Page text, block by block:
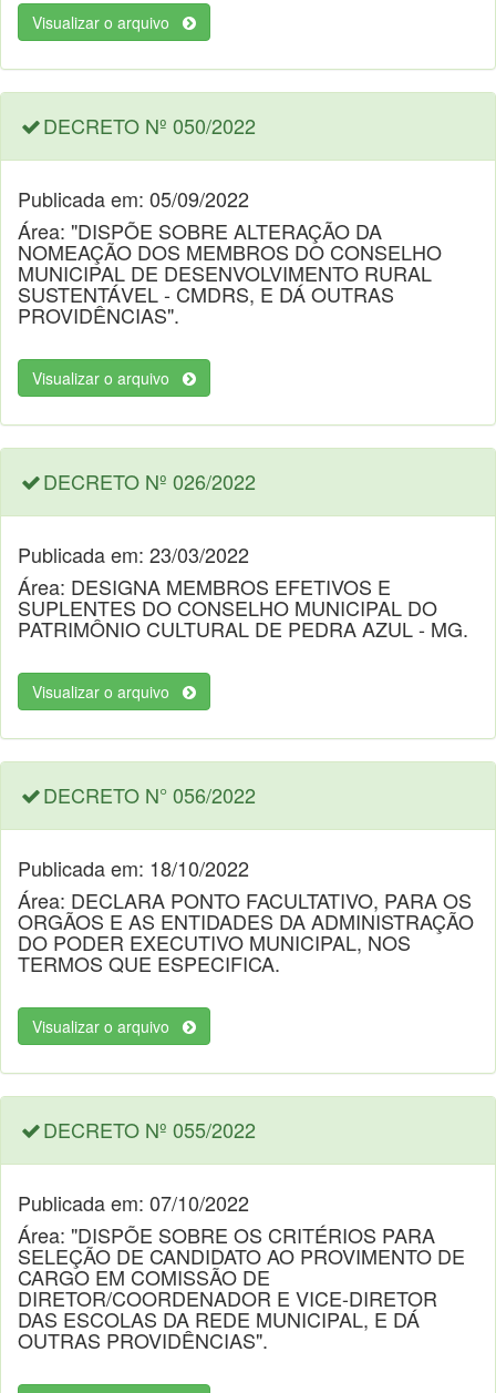
Visualizar o arquivo
DECRETO Nº 050/2022
Publicada em: 05/09/2022
Área: "DISPÕE SOBRE ALTERAÇÃO DA
NOMEAÇÃO DOS MEMBROS DO CONSELHO
MUNICIPAL DE DESENVOLVIMENTO RURAL
SUSTENTÁVEL - CMDRS, E DÁ OUTRAS
PROVIDÊNCIAS".
Visualizar o arquivo
DECRETO Nº 026/2022
Publicada em: 23/03/2022
Área: DESIGNA MEMBROS EFETIVOS E
SUPLENTES DO CONSELHO MUNICIPAL DO
PATRIMÔNIO CULTURAL DE PEDRA AZUL - MG.
Visualizar o arquivo
DECRETO N° 056/2022
Publicada em: 18/10/2022
Área: DECLARA PONTO FACULTATIVO, PARA OS
ORGÃOS E AS ENTIDADES DA ADMINISTRAÇÃO
DO PODER EXECUTIVO MUNICIPAL, NOS
TERMOS QUE ESPECIFICA.
Visualizar o arquivo
DECRETO Nº 055/2022
Publicada em: 07/10/2022
Área: "DISPÕE SOBRE OS CRITÉRIOS PARA
SELEÇÃO DE CANDIDATO AO PROVIMENTO DE
CARGO EM COMISSÃO DE
DIRETOR/COORDENADOR E VICE-DIRETOR
DAS ESCOLAS DA REDE MUNICIPAL, E DÁ
OUTRAS PROVIDÊNCIAS".